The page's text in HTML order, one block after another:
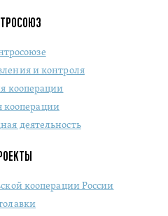
и контроля
кооперации
кооперации
деятельность
кооперации России